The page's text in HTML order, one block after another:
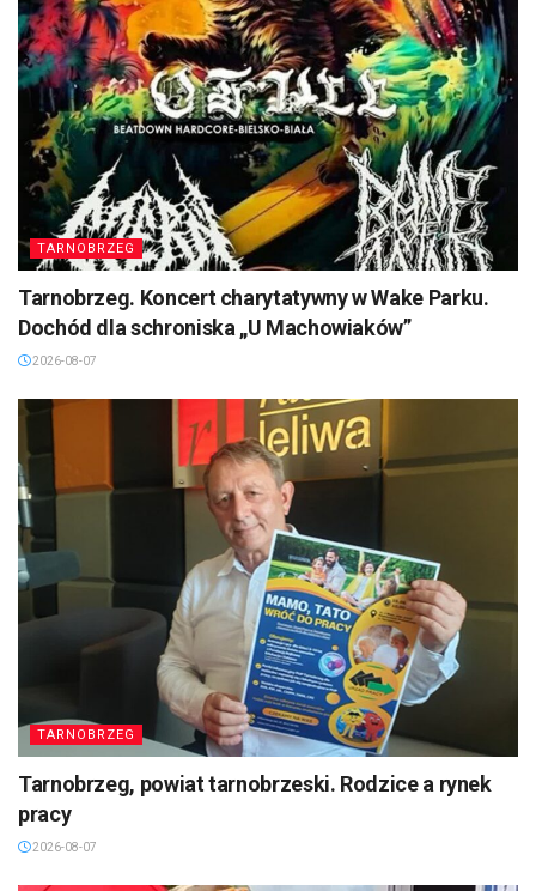
TARNOBRZEG
Tarnobrzeg. Koncert charytatywny w Wake Parku.
Dochód dla schroniska „U Machowiaków”
2026-08-07
TARNOBRZEG
Tarnobrzeg, powiat tarnobrzeski. Rodzice a rynek
pracy
2026-08-07